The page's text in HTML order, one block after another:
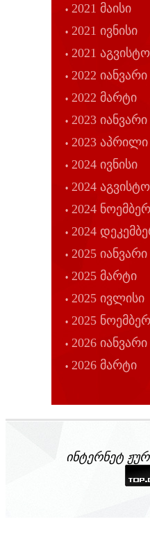
2021 მაისი
2021 ივნისი
2021 აგვისტო
2022 იანვარი
2022 მარტი
2023 იანვარი
2023 აპრილი
2024 ივნისი
2024 აგვისტო
2024
2024
2025 იანვარი
2025 მარტი
2025 ივლისი
2025
2026 იანვარი
2026 მარტი
ინტერნეტ